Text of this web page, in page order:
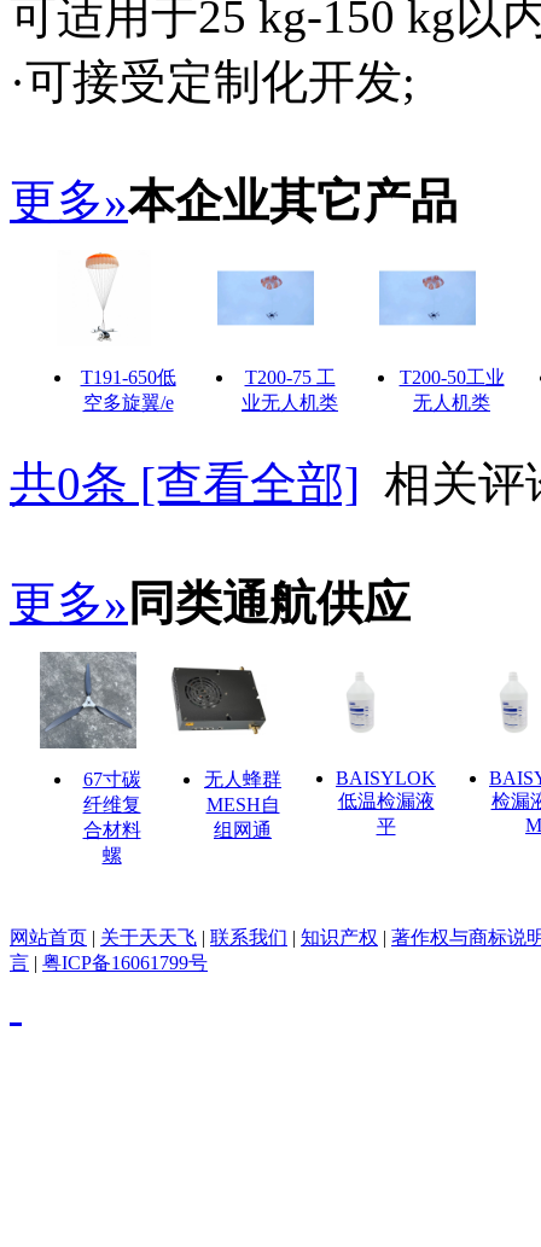
可适用于25 kg-150 kg以
·可接受定制化开发;
更多»本企业其它产品
T191-650低
空多旋翼/e
T200-75 工
业无人机类
T200-50工业
无人机类
共0条 [查看全部] 相关评
更多» 同类通航供应
67寸碳
纤维复
合材料
螺
无人蜂群
MESH自
组网通
BAISYLOK
低温检漏液
平
检漏
网站首页 | 关于天天飞 | 联系我们 | 知识产权 | 著作权与商标说
言 | 粤ICP备16061799号